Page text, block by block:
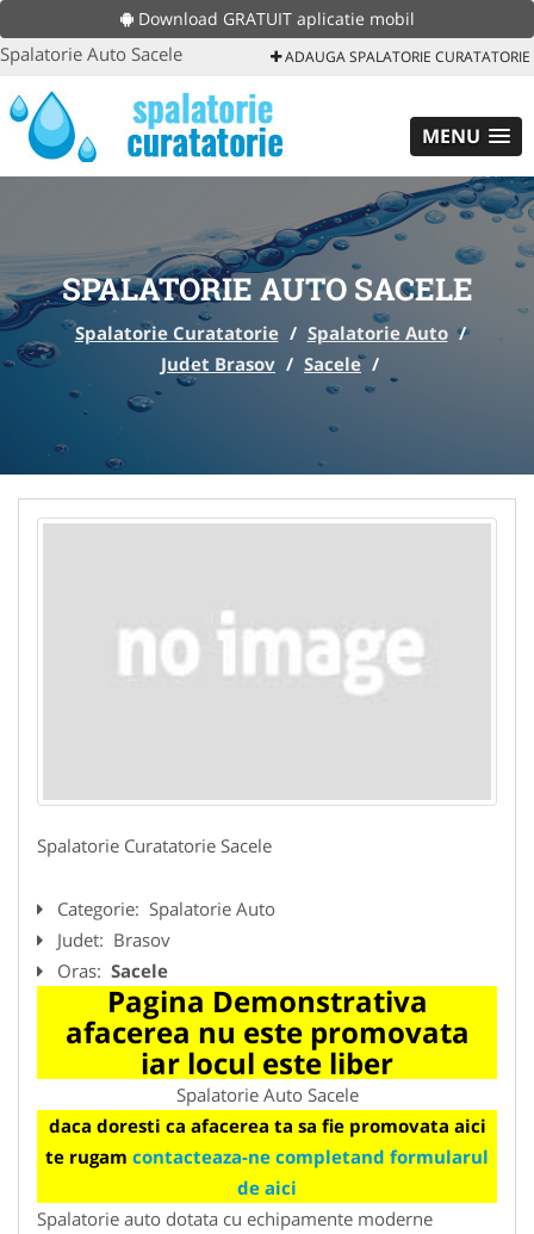
Download GRATUIT aplicatie mobil
Spalatorie Auto Sacele ADAUGA SPALATORIE CURATATORIE
MENU
SPALATORIE AUTO SACELE
Spalatorie Curatatorie / Spalatorie Auto /
Judet Brasov / Sacele /
Spalatorie Curatatorie Sacele
Categorie: Spalatorie Auto
Judet: Brasov
Oras: Sacele
Pagina Demonstrativa
afacerea nu este promovata
iar locul este liber
Spalatorie Auto Sacele
daca doresti ca afacerea ta sa fie promovata aici
te rugam contacteaza-ne completand formularul
de aici
Spalatorie auto dotata cu echipamente moderne